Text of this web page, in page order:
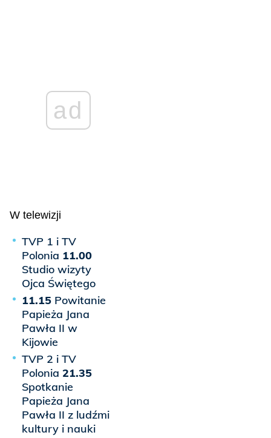
ad
W telewizji
TVP 1 i TV
Polonia 11.00
Studio wizyty
Ojca Świętego
11.15 Powitanie
Papieża Jana
Pawła II w
Kijowie
TVP 2 i TV
Polonia 21.35
Spotkanie
Papieża Jana
Pawła II z ludźmi
kultury i nauki